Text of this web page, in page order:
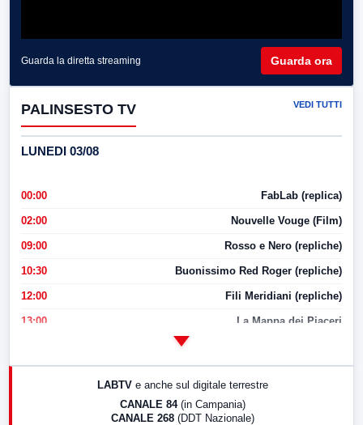
Guarda la diretta streaming Guarda ora
PALINSESTO TV VEDI TUTTI
LUNEDI 03/08
00:00 FabLab (replica)
02:00 Nouvelle Vouge (Film)
09:00 Rosso e Nero (repliche)
10:30 Buonissimo Red Roger (repliche)
12:00 Fili Meridiani (repliche)
13:00 La Mappa dei Piaceri
LABTV e anche sul digitale terrestre
CANALE 84 (in Campania)
CANALE 268 (DDT Nazionale)